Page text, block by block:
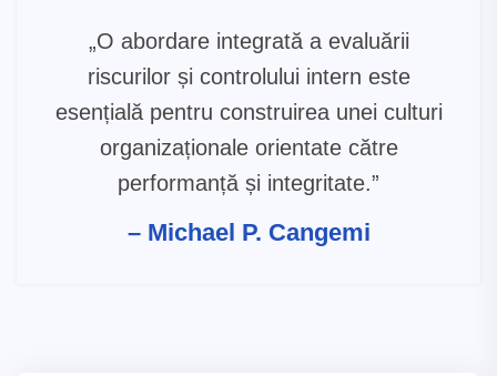
„O abordare integrată a evaluării
riscurilor și controlului intern este
esențială pentru construirea unei culturi
organizaționale orientate către
performanță și integritate.”
– Michael P. Cangemi